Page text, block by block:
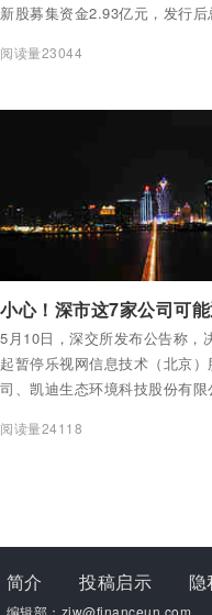
新股募集资金2.93亿元，发行
阅读量23044
小心！深市这7家公司可
5月10日，深交所发布公告称，
起暂停乐视网信息技术（北京
司、凯迪生态环境科技股份有
有限公司和金亚科技股份有限公
阅读量24118
简介 投稿启示 隐
编辑部：zjw@financeun.com